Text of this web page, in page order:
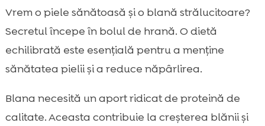
Vrem o piele sănătoasă și o blană strălucitoare?
Secretul începe în bolul de hrană. O dietă
echilibrată este esențială pentru a menține
sănătatea pielii și a reduce năpârlirea.
Blana necesită un aport ridicat de proteină de
calitate. Aceasta contribuie la creșterea blănii și